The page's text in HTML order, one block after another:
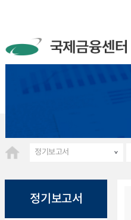
정기보고서
정기보고서